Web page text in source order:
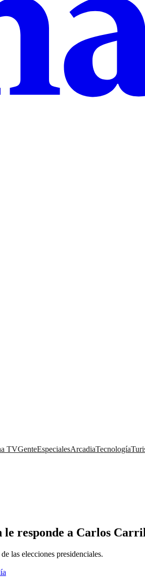
TVGenteEspecialesArcadiaTecnología
le responde a Carlos
las elecciones presidenciales.